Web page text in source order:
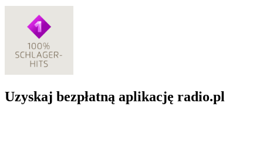
Uzyskaj bezpłatną aplikację radio.pl